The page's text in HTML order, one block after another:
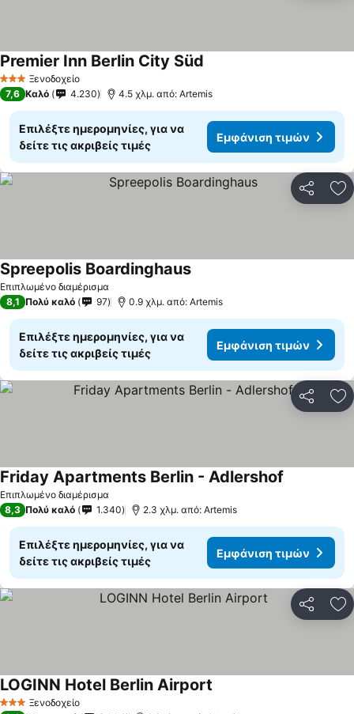
3 ΑστέριαΞενοδοχείο
Premier Inn Berlin City Süd
7,6 Καλό 4.230 4.5 χλμ. από: Artemis
Επιλέξτε ημερομηνίες, για να
δείτε τις ακριβείς τιμές
Εμφάνιση τιμών
Επιπλωμένο διαμέρισμα
Spreepolis Boardinghaus
8,1 Πολύ καλό 97 0.9 χλμ. από: Artemis
Επιλέξτε ημερομηνίες, για να
δείτε τις ακριβείς τιμές
Εμφάνιση τιμών
Επιπλωμένο διαμέρισμα
Friday Apartments Berlin - Adlershof
8,3 Πολύ καλό 1.340 2.3 χλμ. από: Artemis
Επιλέξτε ημερομηνίες, για να
δείτε τις ακριβείς τιμές
Εμφάνιση τιμών
3 ΑστέριαΞενοδοχείο
LOGINN Hotel Berlin Airport